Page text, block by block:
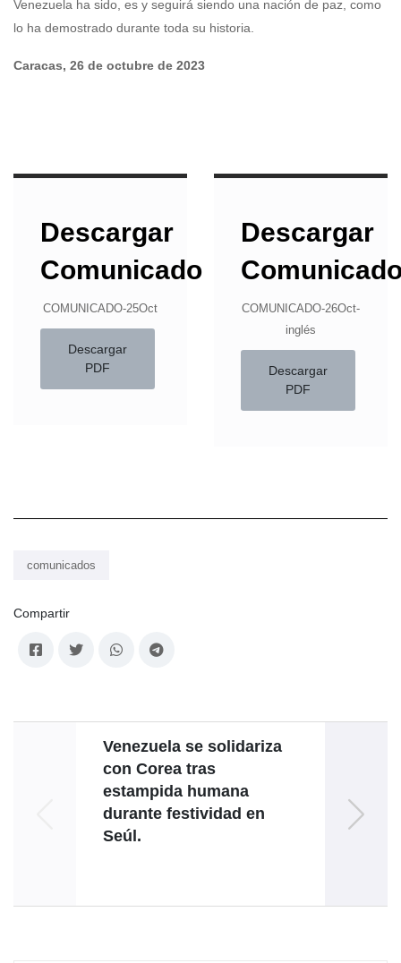
Venezuela ha sido, es y seguirá siendo una nación de paz, como
lo ha demostrado durante toda su historia.
Caracas, 26 de octubre de 2023
Descargar
Comunicado
COMUNICADO-25Oct
Descargar
PDF
Descargar
COMUNICADO-26Oct-
inglés
Descargar
PDF
comunicados
Compartir
Venezuela se solidariza
con Corea tras
estampida humana
durante festividad en
Seúl.